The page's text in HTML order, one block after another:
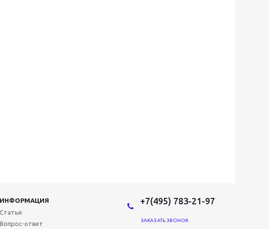
ИНФОРМАЦИЯ
Статьи
Вопрос-ответ
+7(495) 783-21-97
ЗАКАЗАТЬ ЗВОНОК